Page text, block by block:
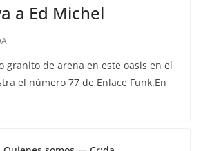
a Ed Michel
granito de arena en este oasis en el
el número 77 de Enlace Funk.En